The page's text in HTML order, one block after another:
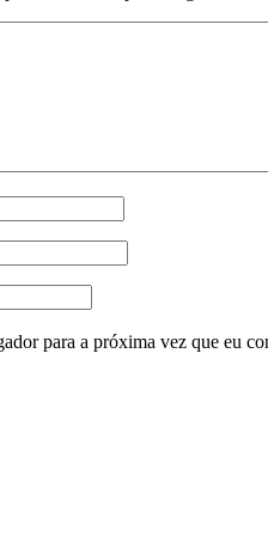
para a próxima vez que eu